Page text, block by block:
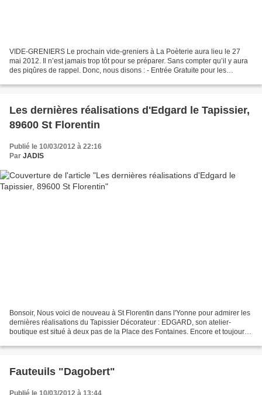
VIDE-GRENIERS Le prochain vide-greniers à La Poèterie aura lieu le 27
mai 2012. Il n’est jamais trop tôt pour se préparer. Sans compter qu’il y aura
des piqûres de rappel. Donc, nous disons : - Entrée Gratuite pour les
Les dernières réalisations d'Edgard le Tapissier,
89600 St Florentin
Publié le 10/03/2012 à 22:16
Par JADIS
Bonsoir, Nous voici de nouveau à St Florentin dans l'Yonne pour admirer les
dernières réalisations du Tapissier Décorateur : EDGARD, son atelier-
boutique est situé à deux pas de la Place des Fontaines. Encore et toujours
Fauteuils "Dagobert"
Publié le 10/03/2012 à 13:44